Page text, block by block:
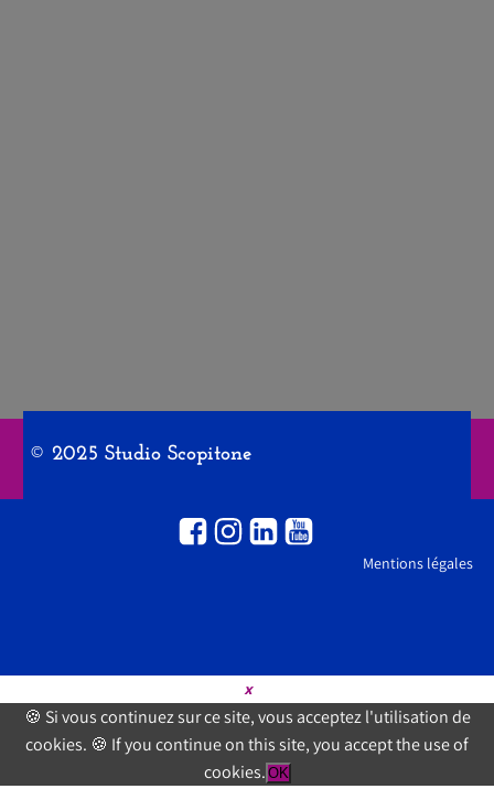
© 2025 Studio Scopitone
Mentions légales
×
🍪 Si vous continuez sur ce site, vous acceptez l'utilisation de
cookies. 🍪 If you continue on this site, you accept the use of
cookies. OK